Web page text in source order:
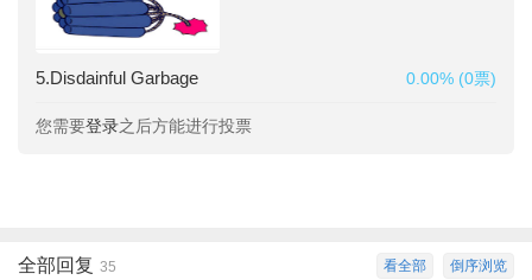
5.Disdainful Garbage 0.00% (0票)
您需要登录之后方能进行投票
倒序浏览
看全部
全部回复 35